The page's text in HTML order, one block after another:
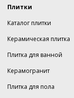
Плитки
Каталог плитки
Керамическая плитка
Плитка для ванной
Керамогранит
Плитка для пола